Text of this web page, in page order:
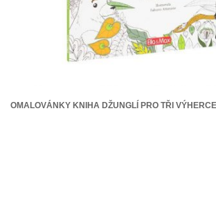
OMALOVÁNKY KNIHA DŽUNGLÍ PRO TŘI